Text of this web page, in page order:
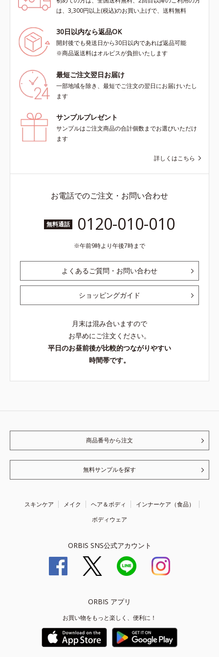
は、3,300円以上(税込)のお買い上げで、送料無料
30日以内なら返品OK
開封後でも発送日から30日以内であれば返品可能
※商品返送料はオルビスが負担いたします
最短ご注文翌日お届け
一部地域を除き、最短でご注文の翌日にお届けいたし
ます
サンプルプレゼント
サンプルはご注文商品の合計個数までお選びいただけ
ます
詳しくはこちら
お電話でのご注文・お問い合わせ
無料通話 0120-010-010
午前9時より午後7時まで
よくあるご質問・お問い合わせ
ショッピングガイド
月末は混み合いますので
お早めにご注文ください。
平日のお昼前後が比較的つながりやすい
時間帯です。
商品番号から注文
無料サンプルを探す
スキンケア メイク ヘア＆ボディ
インナーケア（食品）
ボディウェア
ORBIS SNS公式アカウント
ORBIS アプリ
お買い物をもっと楽しく、便利に！